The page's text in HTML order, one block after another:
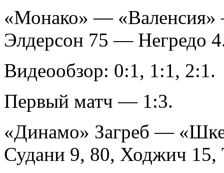
«Монако» —
Элдерсон 75 — Негредо
Видеообзор: 0:1, 1:1, 2:1.
Первый матч — 1:3.
«Динамо» Загреб —
Судани 9, 80, Ходжич 15,